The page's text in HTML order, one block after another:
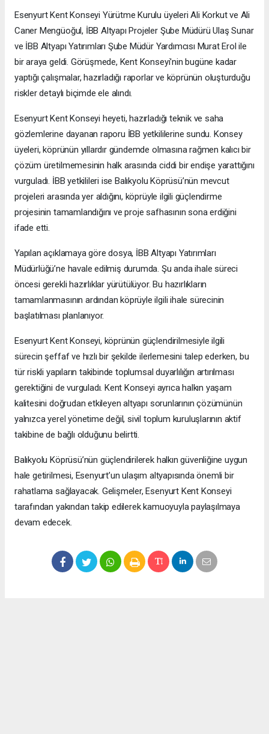
Esenyurt Kent Konseyi Yürütme Kurulu üyeleri Ali Korkut ve Ali
Caner Mengüoğul, İBB Altyapı Projeler Şube Müdürü Ulaş Sunar
ve İBB Altyapı Yatırımları Şube Müdür Yardımcısı Murat Erol ile
bir araya geldi. Görüşmede, Kent Konseyi'nin bugüne kadar
yaptığı çalışmalar, hazırladığı raporlar ve köprünün oluşturduğu
riskler detaylı biçimde ele alındı.
Esenyurt Kent Konseyi heyeti, hazırladığı teknik ve saha
gözlemlerine dayanan raporu İBB yetkililerine sundu. Konsey
üyeleri, köprünün yıllardır gündemde olmasına rağmen kalıcı bir
çözüm üretilmemesinin halk arasında ciddi bir endişe yarattığını
vurguladı. İBB yetkilileri ise Balıkyolu Köprüsü’nün mevcut
projeleri arasında yer aldığını, köprüyle ilgili güçlendirme
projesinin tamamlandığını ve proje safhasının sona erdiğini
ifade etti.
Yapılan açıklamaya göre dosya, İBB Altyapı Yatırımları
Müdürlüğü’ne havale edilmiş durumda. Şu anda ihale süreci
öncesi gerekli hazırlıklar yürütülüyor. Bu hazırlıkların
tamamlanmasının ardından köprüyle ilgili ihale sürecinin
başlatılması planlanıyor.
Esenyurt Kent Konseyi, köprünün güçlendirilmesiyle ilgili
sürecin şeffaf ve hızlı bir şekilde ilerlemesini talep ederken, bu
tür riskli yapıların takibinde toplumsal duyarlılığın artırılması
gerektiğini de vurguladı. Kent Konseyi ayrıca halkın yaşam
kalitesini doğrudan etkileyen altyapı sorunlarının çözümünün
yalnızca yerel yönetime değil, sivil toplum kuruluşlarının aktif
takibine de bağlı olduğunu belirtti.
Balıkyolu Köprüsü’nün güçlendirilerek halkın güvenliğine uygun
hale getirilmesi, Esenyurt’un ulaşım altyapısında önemli bir
rahatlama sağlayacak. Gelişmeler, Esenyurt Kent Konseyi
tarafından yakından takip edilerek kamuoyuyla paylaşılmaya
devam edecek.